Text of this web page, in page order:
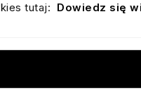
tutaj: Dowiedz się